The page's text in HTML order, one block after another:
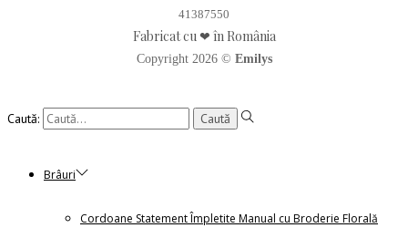
41387550
Fabricat cu ❤ în România
Copyright 2026 © Emilys
Caută:
Brâuri
Cordoane Statement Împletite Manual cu Broderie Florală